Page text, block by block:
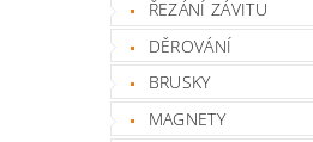
ŘEZÁNÍ ZÁVITU
DĚROVÁNÍ
BRUSKY
MAGNETY